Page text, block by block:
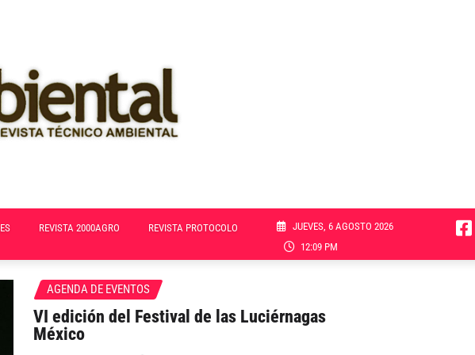
REVISTA 2000AGRO REVISTA PROTOCOLO
JUEVES, 6 AGOSTO 2026
12:09 PM
AGENDA DE EVENTOS
VI edición del Festival de las Luciérnagas
México